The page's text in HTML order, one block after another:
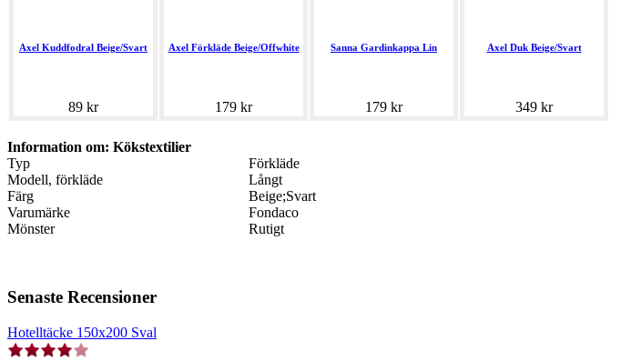
Axel Kuddfodral Beige/Svart
89 kr
Axel Förkläde Beige/Offwhite
179 kr
Sanna Gardinkappa Lin
179 kr
Axel Duk Beige/Svart
349 kr
Information om: Kökstextilier
Typ
Förkläde
Modell, förkläde
Långt
Färg
Beige;Svart
Varumärke
Fondaco
Mönster
Rutigt
Senaste Recensioner
Hotelltäcke 150x200 Sval